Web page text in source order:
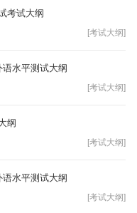
考试大纲
[考试大纲]
水平测试大纲
[考试大纲]
纲
[考试大纲]
水平测试大纲
[考试大纲]